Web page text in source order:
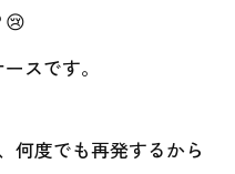
😢
スです。
何度でも再発するから